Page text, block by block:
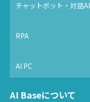
チャットボット・対話AI
RPA
AI PC
AI Baseについて